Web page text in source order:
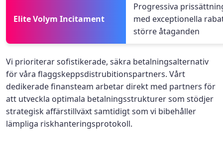
Elite Volym Incitament
Progressiva
med exceptionella
större åtaganden
Vi prioriterar sofistikerade, säkra betalningsalternativ
för våra flaggskeppsdistrubitionspartners. Vårt
dedikerade finansteam arbetar direkt med partners för
att utveckla optimala betalningsstrukturer som stödjer
strategisk affärstillväxt samtidigt som vi bibehåller
lämpliga riskhanteringsprotokoll.